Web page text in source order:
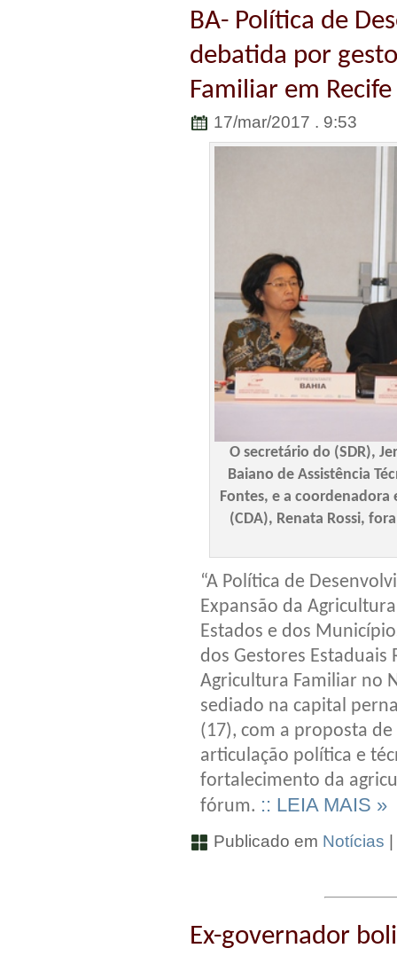
BA- Política de
debatida por
Familiar em Recife
17/mar/2017 . 9:53
O secretário do (SDR),
Baiano de Assistência
Fontes, e a
(CDA), Renata Rossi,
“A Política de
Expansão da
Estados e dos
dos Gestores Estaduais
Agricultura Familiar no
sediado na capital
(17), com a proposta
articulação política e
fortalecimento da
fórum. :: LEIA MAIS »
Publicado em Notícias
Ex-governador